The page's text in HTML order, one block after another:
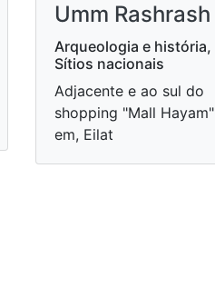
Umm Rashrash
Arqueologia e história,
Sítios nacionais
Adjacente e ao sul do
shopping "Mall Hayam"
em, Eilat